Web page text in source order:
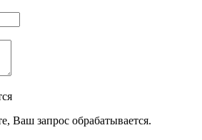
Ваш запрос обрабатывается.